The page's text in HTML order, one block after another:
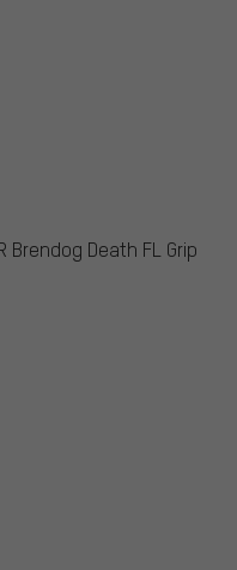
Brendog Death FL Grip